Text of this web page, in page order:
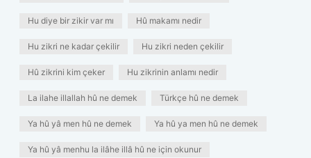
Hu diye bir zikir var mı Hû makamı nedir
Hu zikri ne kadar çekilir Hu zikri neden çekilir
Hû zikrini kim çeker Hu zikrinin anlamı nedir
La ilahe illallah hû ne demek Türkçe hû ne demek
Ya hû yâ men hû ne demek Ya hû ya men hû ne demek
Ya hû yâ menhu la ilâhe illâ hû ne için okunur